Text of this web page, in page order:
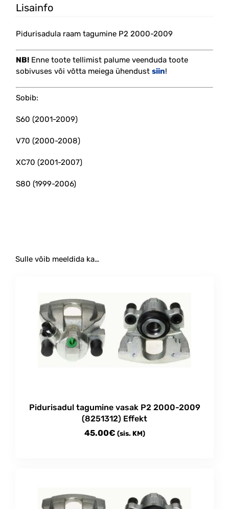
Lisainfo
Pidurisadula raam tagumine P2 2000-2009
NB! Enne toote tellimist palume veenduda toote
sobivuses või võtta meiega ühendust siin!
Sobib:
S60 (2001-2009)
V70 (2000-2008)
XC70 (2001-2007)
S80 (1999-2006)
Sulle võib meeldida ka…
Pidurisadul tagumine vasak P2 2000-2009
(8251312) Effekt
45.00€ (sis. KM)